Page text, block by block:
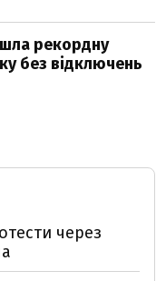
рекордну
без відключень
через